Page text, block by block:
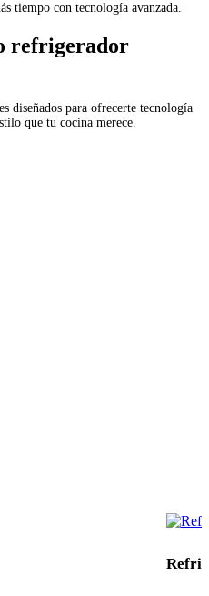
tiempo con tecnología avanzada.
refrigerador
diseñados para ofrecerte tecnología
que tu cocina merece.